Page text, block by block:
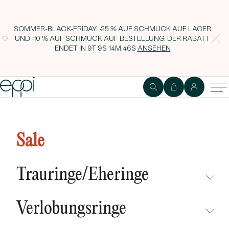
SOMMER-BLACK-FRIDAY: -25 % AUF SCHMUCK AUF LAGER
UND -10 % AUF SCHMUCK AUF BESTELLUNG. DER RABATT
ENDET IN 9T 9S 14M 45S ANSEHEN
Sale
Trauringe/Eheringe
NEUHEITEN
Verlobungsringe